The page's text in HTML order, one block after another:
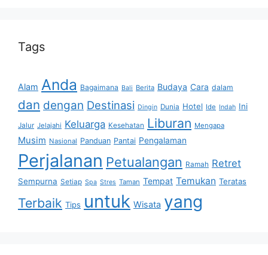
Tags
Alam Anda Bagaimana Bali Berita Budaya Cara dalam
dan dengan Destinasi Dingin Dunia Hotel Ide Indah Ini
Jalur Jelajahi Keluarga Kesehatan Liburan Mengapa
Musim Nasional Panduan Pantai Pengalaman
Perjalanan Petualangan Ramah Retret
Sempurna Setiap Spa Stres Taman Tempat Temukan Teratas
Terbaik Tips untuk Wisata yang